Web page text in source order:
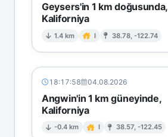
Geysers'in 1 km doğusunda,
Kaliforniya
1.4 km I 38.78, -122.74
18:17:58 04.08.2026
Angwin'in 1 km güneyinde,
Kaliforniya
-0.4 km I 38.57, -122.45